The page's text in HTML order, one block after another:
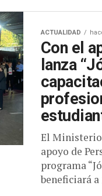
ACTUALIDAD
Con el
lanza
El Ministerio
apoyo de
programa
beneficiará a